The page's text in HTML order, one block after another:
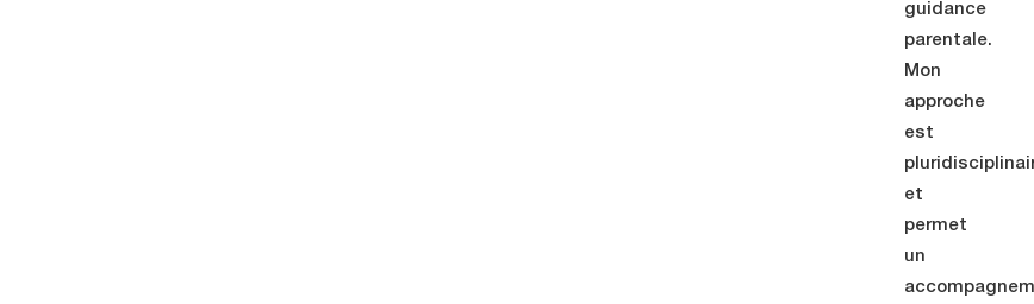
guidance
parentale.
Mon
approche
est
et
permet
un